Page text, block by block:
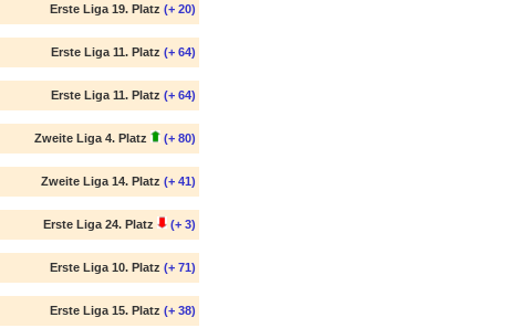
Erste Liga 19. Platz (+ 20)
Erste Liga 11. Platz (+ 64)
Erste Liga 11. Platz (+ 64)
Zweite Liga 4. Platz (+ 80)
Zweite Liga 14. Platz (+ 41)
Erste Liga 24. Platz (+ 3)
Erste Liga 10. Platz (+ 71)
Erste Liga 15. Platz (+ 38)